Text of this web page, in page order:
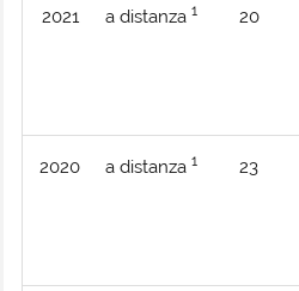
2021 a distanza 1 20
2020 a distanza 1 23